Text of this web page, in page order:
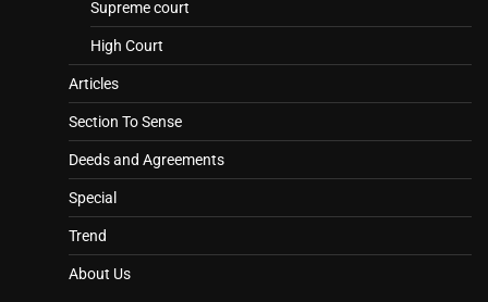
Supreme court
High Court
Articles
Section To Sense
Deeds and Agreements
Special
Trend
About Us